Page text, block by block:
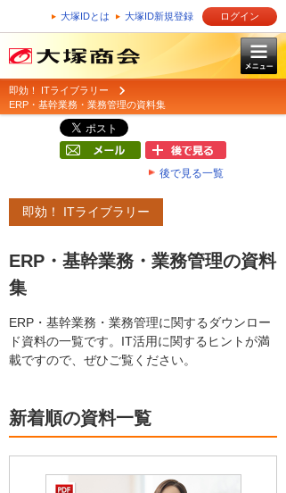
大塚IDとは 大塚ID新規登録 ログイン
即効！ ITライブラリー
ERP・基幹業務・業務管理の資料集
後で見る一覧
即効！ ITライブラリー
ERP・基幹業務・業務管理の資料
集
ERP・基幹業務・業務管理に関するダウンロー
ド資料の一覧です。IT活用に関するヒントが満
載ですので、ぜひご覧ください。
新着順の資料一覧